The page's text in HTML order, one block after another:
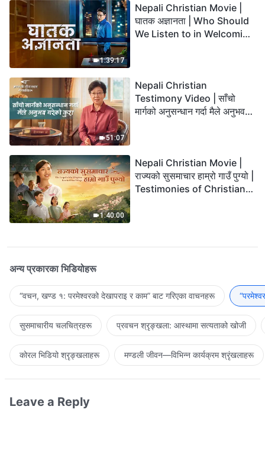
1:39:17
Nepali Christian Movie |
घातक अज्ञानता | Who Should
We Listen to in Welcoming
51:07
Nepali Christian
Testimony Video | साँचो
मार्गको अनुसन्धान गर्दा मैले अनुभव
1:40:00
Nepali Christian Movie |
राज्यको सुसमाचार हाम्रो गाउँ पुग्यो |
Testimonies of Christians
अन्य प्रकारका भिडियोहरू
“वचन, खण्ड १: परमेश्‍वरको देखापराइ र काम” बाट गरिएका वाचनहरू
सुसमाचारीय चलचित्रहरू प्रवचन श्रृङ्खला: आस्थामा सत्यताको खोजी
कोरल भिडियो श्रृङ्खलाहरू मण्डली जीवन—विभिन्‍न कार्यक्रम श्रृंखलाहरू
Leave a Reply